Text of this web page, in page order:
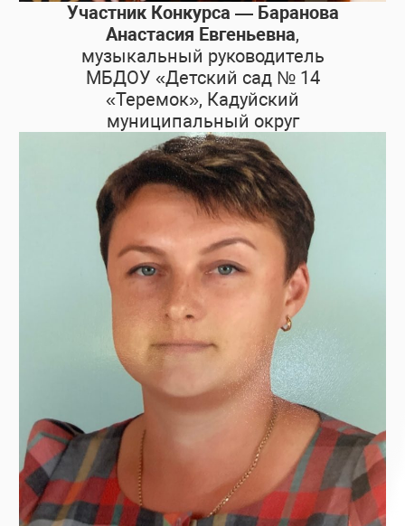
Участник Конкурса — Баранова
Анастасия Евгеньевна,
музыкальный руководитель
МБДОУ «Детский сад № 14
«Теремок», Кадуйский
муниципальный округ